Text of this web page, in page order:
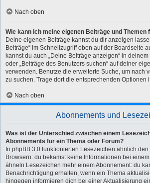
Nach oben
Wie kann ich meine eigenen Beiträge und Themen
Deine eigenen Beiträge kannst du dir anzeigen
Beiträge“ im Schnellzugriff oben auf der Boardseite
kannst du auch „Deine Beiträge anzeigen“ in
oder „Beiträge des Benutzers suchen“ auf deiner
verwenden. Benutze die erweiterte Suche, um nach
zu suchen. Trage dort die entsprechenden Optionen
Nach oben
Abonnements und
Was ist der Unterschied zwischen einem
Abonnements für ein Thema oder Forum?
In phpBB 3.0 funktionierten Lesezeichen ähnlich
Browsern: du bekamst keine Informationen bei
ähneln Lesezeichen mehr einem Abonnement: du
Benachrichtigung erhalten, wenn ein Thema
hingegen informieren dich bei einer Aktualisierung